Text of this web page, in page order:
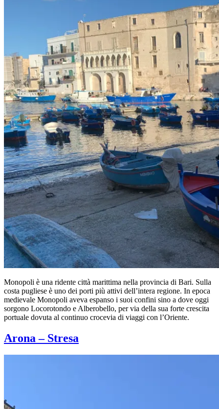
Monopoli è una ridente città marittima nella provincia di Bari. Sulla
costa pugliese è uno dei porti più attivi dell’intera regione. In epoca
medievale Monopoli aveva espanso i suoi confini sino a dove oggi
sorgono Locorotondo e Alberobello, per via della sua forte crescita
portuale dovuta al continuo crocevia di viaggi con l’Oriente.
Arona – Stresa